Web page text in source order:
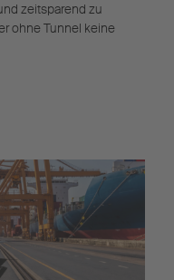
zeitsparend zu
ohne Tunnel keine